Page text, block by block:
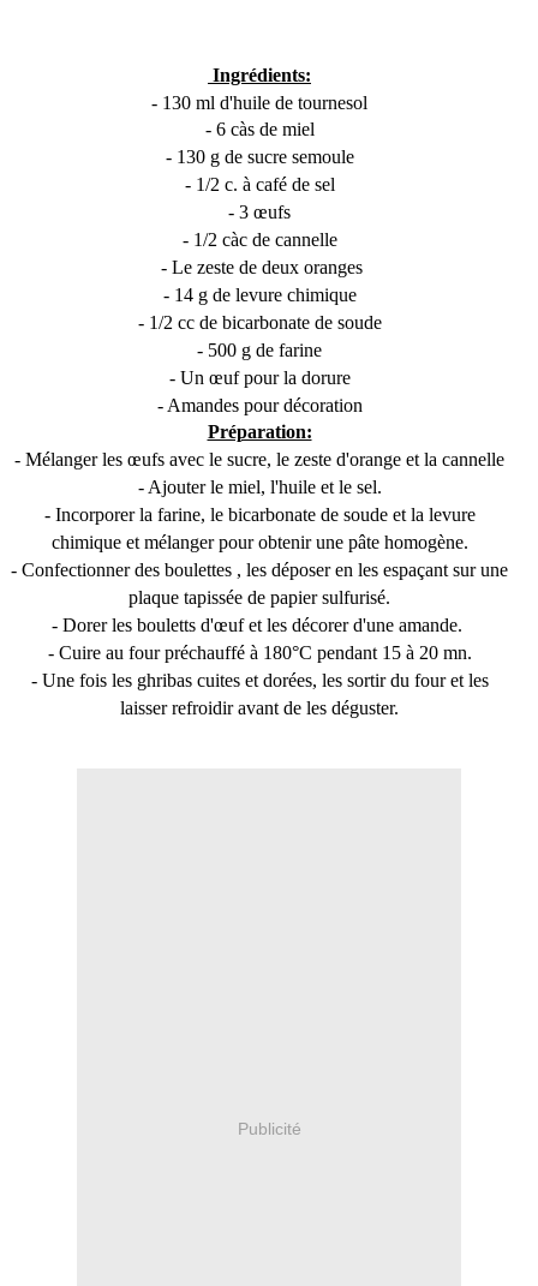
Ingrédients:
- 130 ml d'huile de tournesol
- 6 càs de miel
- 130 g de sucre semoule
- 1/2 c. à café de sel
- 3 œufs
- 1/2 càc de cannelle
- Le zeste de deux oranges
- 14 g de levure chimique
- 1/2 cc de bicarbonate de soude
- 500 g de farine
- Un œuf pour la dorure
- Amandes pour décoration
Préparation:
- Mélanger les œufs avec le sucre, le zeste d'orange et la cannelle
- Ajouter le miel, l'huile et le sel.
- Incorporer la farine, le bicarbonate de soude et la levure
chimique et mélanger pour obtenir une pâte homogène.
- Confectionner des boulettes , les déposer en les espaçant sur une
plaque tapissée de papier sulfurisé.
- Dorer les bouletts d'œuf et les décorer d'une amande.
- Cuire au four préchauffé à 180°C pendant 15 à 20 mn.
- Une fois les ghribas cuites et dorées, les sortir du four et les
laisser refroidir avant de les déguster.
Publicité